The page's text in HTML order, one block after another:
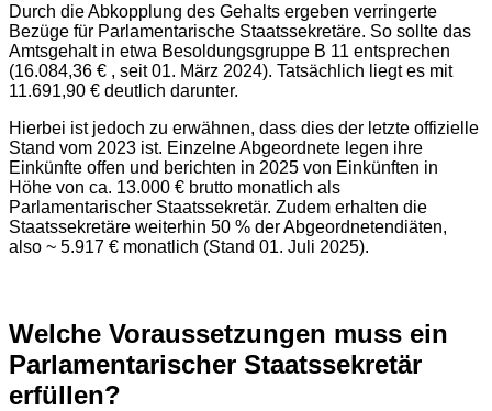
Durch die Abkopplung des Gehalts ergeben verringerte
Bezüge für Parlamentarische Staatssekretäre. So sollte das
Amtsgehalt in etwa Besoldungsgruppe B 11 entsprechen
(16.084,36 € , seit 01. März 2024). Tatsächlich liegt es mit
11.691,90 € deutlich darunter.
Hierbei ist jedoch zu erwähnen, dass dies der letzte offizielle
Stand vom 2023 ist. Einzelne Abgeordnete legen ihre
Einkünfte offen und berichten in 2025 von Einkünften in
Höhe von ca. 13.000 € brutto monatlich als
Parlamentarischer Staatssekretär. Zudem erhalten die
Staatssekretäre weiterhin 50 % der Abgeordnetendiäten,
also ~ 5.917 € monatlich (Stand 01. Juli 2025).
Welche Voraussetzungen muss ein
Parlamentarischer Staatssekretär
erfüllen?